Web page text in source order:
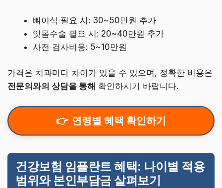
뼈이식 필요 시: 30~50만원 추가
잇몸수술 필요 시: 20~40만원 추가
사전 검사비용: 5~10만원
가격은 치과마다 차이가 있을 수 있으며, 정확한 비용은
전문의와의 상담을 통해 확인하시기 바랍니다.
연령별 혜택 확인하기
건강보험 임플란트 혜택: 나이별 적용
범위와 본인부담금 살펴보기